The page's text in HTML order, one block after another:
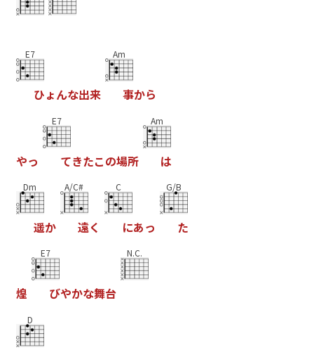
E7
ひょんな出来
Am
事から
やっ
E7
てきたこの場所
Am
は
Dm
遥か
A/C#
遠く
C
にあっ
G/B
た
煌
E7
びやかな舞台
N.C.
D